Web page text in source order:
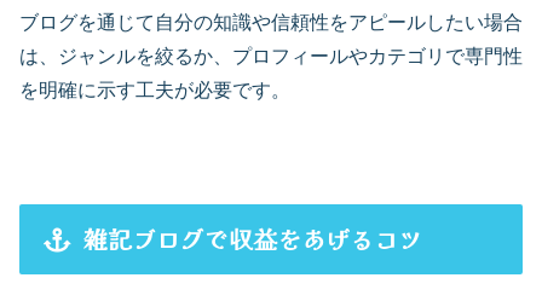
ブログを通じて自分の知識や信頼性をアピールしたい場合
は、ジャンルを絞るか、プロフィールやカテゴリで専門性
を明確に示す工夫が必要です。
雑記ブログで収益をあげるコツ